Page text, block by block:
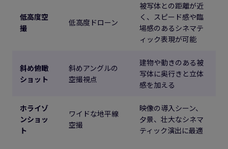
低高度空
撮
低高度ドローン
被写体との距離が近
く、スピード感や臨
場感のあるシネマテ
ィック表現が可能
斜め俯瞰
ショット
斜めアングルの
空撮視点
建物や動きのある被
写体に奥行きと立体
感を加える
ホライゾ
ンショッ
ト
ワイドな地平線
空撮
映像の導入シーン、
夕景、壮大なシネマ
ティック演出に最適